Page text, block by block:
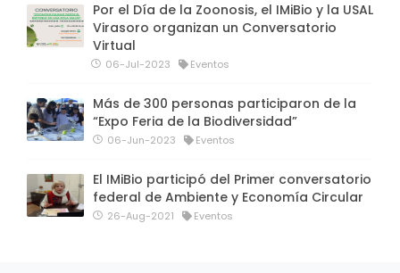
Por el Día de la Zoonosis, el IMiBio y la USAL
Virasoro organizan un Conversatorio
Virtual
06-Jul-2023 Eventos
Más de 300 personas participaron de la
“Expo Feria de la Biodiversidad”
06-Jun-2023 Eventos
El IMiBio participó del Primer conversatorio
federal de Ambiente y Economía Circular
26-Aug-2021 Eventos